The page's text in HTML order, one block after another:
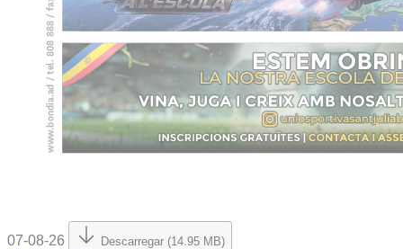
07-08-26 Descarregar (14.95 MB)